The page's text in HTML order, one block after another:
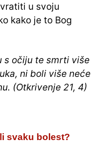
u svoju
kako je to Bog
s očiju te smrti više
ni boli više neće
(Otkrivenje 21, 4)
svaku bolest?